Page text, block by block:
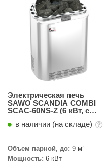
Электрическая печь
SAWO SCANDIA COMBI
SCAC-60NS-Z (6 кВт, с
выносной пульт, внутри
в наличии (на складе)
Объем парной, до: 9 м³
Мощность: 6 кВт